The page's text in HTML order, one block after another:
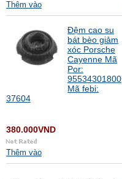
Thêm vào
Đệm cao su
bát bèo giảm
xóc Porsche
Cayenne Mã
Por:
95534301800
Mã febi:
37604
380.000VND
Thêm vào